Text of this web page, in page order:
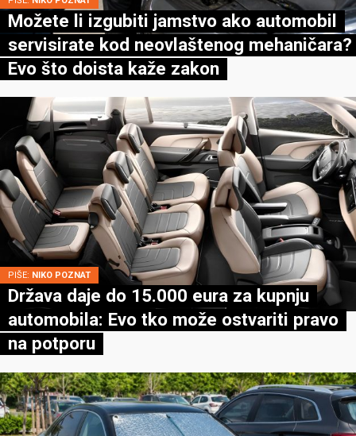
Možete li izgubiti jamstvo ako automobil
servisirate kod neovlaštenog mehaničara?
Evo što doista kaže zakon
PIŠE: NIKO POZNAT
Država daje do 15.000 eura za kupnju
automobila: Evo tko može ostvariti pravo
na potporu